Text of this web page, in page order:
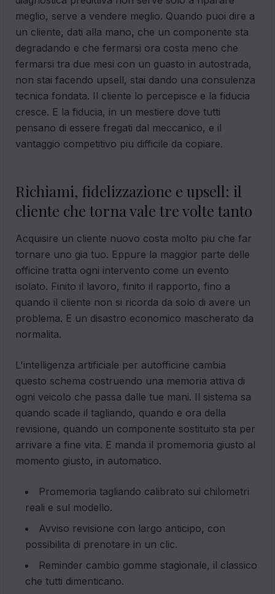
meglio, serve a vendere meglio. Quando puoi dire a
un cliente, dati alla mano, che un componente sta
degradando e che fermarsi ora costa meno che
fermarsi tra due mesi con un guasto in autostrada,
non stai facendo upsell, stai dando una consulenza
tecnica fondata. Il cliente lo percepisce e la fiducia
cresce. E la fiducia, in un mestiere dove tutti
pensano di essere fregati dal meccanico, e il
vantaggio competitivo piu difficile da copiare.
Richiami, fidelizzazione e upsell: il
cliente che torna vale tre volte tanto
Acquisire un cliente nuovo costa molto piu che far
tornare uno gia tuo. Eppure la maggior parte delle
officine tratta ogni intervento come un evento
isolato. Finito il lavoro, finito il rapporto, fino a
quando il cliente non si ricorda da solo di avere un
problema. E un disastro economico mascherato da
normalita.
L'intelligenza artificiale per autofficine cambia
questo schema costruendo una memoria attiva di
ogni veicolo che passa dalle tue mani. Il sistema sa
quando scade il tagliando, quando e ora della
revisione, quando un componente sostituito sta per
arrivare a fine vita. E manda il promemoria giusto al
momento giusto, in automatico.
Promemoria tagliando calibrato sui chilometri
reali e sul modello.
Avviso revisione con largo anticipo, con
possibilita di prenotare in un clic.
Reminder cambio gomme stagionale, il classico
che tutti dimenticano.